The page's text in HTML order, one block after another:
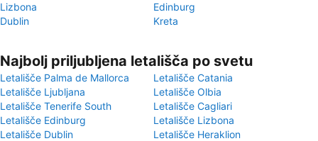
Lizbona
Edinburg
Dublin
Kreta
Najbolj priljubljena letališča po svetu
Letališče Palma de Mallorca
Letališče Catania
Letališče Ljubljana
Letališče Olbia
Letališče Tenerife South
Letališče Cagliari
Letališče Edinburg
Letališče Lizbona
Letališče Dublin
Letališče Heraklion